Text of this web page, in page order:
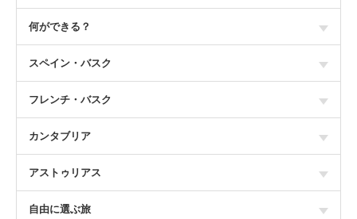
何ができる？
スペイン・バスク
フレンチ・バスク
カンタブリア
アストゥリアス
自由に選ぶ旅